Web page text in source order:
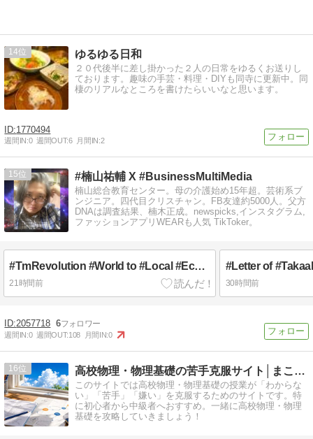
14 ゆるゆる日和
２０代後半に差し掛かった２人の日常をゆるくお送りし
ております。趣味の手芸・料理・DIYも同寺に更新中。同
棲のリアルなところを書けたらいいなと思います。
1770494
週間IN:0 週間OUT:6 月間IN:2
15 #楠山祐輔 X #BusinessMultiMedia
楠山総合教育センター。母の介護始め15年超。芸術系ブ
ンジニア。四代目クリスチャン。FB友達約5000人。父方
DNAは調査結果、楠木正成。newspicks,インスタグラム,
ファッションアプリWEARも人気 TikToker。
#TmRevolution #World to #Local #Economy !?
21時間前 30時間前
2057718 6
週間IN:0 週間OUT:108 月間IN:0
16 高校物理・物理基礎の苦手克服サイト│まことの高校物理教室
このサイトでは高校物理・物理基礎の授業が「わからな
い」「苦手」「嫌い」を克服するためのサイトです。特
に初心者から中級者へおすすめ。一緒に高校物理・物理
基礎を攻略していきましょう！